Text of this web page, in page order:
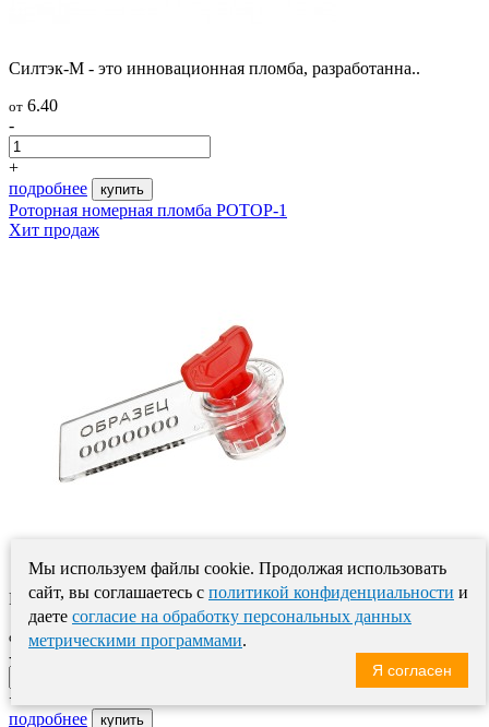
Силтэк-М - это инновационная пломба, разработанна..
от 6.40
-
+
подробнее
купить
Роторная номерная пломба РОТОР-1
Хит продаж
РОТОР-1 – контрольная пластиковая пломба, состоя..
от
7.20
-
+
подробнее
купить
Мы используем файлы cookie. Продолжая использовать
сайт, вы соглашаетесь с политикой конфиденциальности и
даете согласие на обработку персональных данных
метрическими программами.
Я согласен